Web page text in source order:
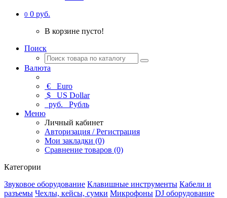
0 0 руб.
В корзине пусто!
Поиск
Валюта
€ Euro
$ US Dollar
руб. Рубль
Меню
Личный кабинет
Авторизация / Регистрация
Мои закладки (0)
Сравнение товаров (0)
Категории
Звуковое оборудование Клавишные инструменты Кабели и
разъемы Чехлы, кейсы, сумки Микрофоны DJ оборудование